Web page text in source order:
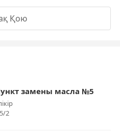
Қою
замены масла №5
2